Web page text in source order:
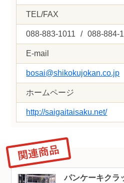
TEL/FAX
088-883-1011 / 088-884-
E-mail
bosai@shikokujokan.co.jp
ホームページ
http://saigaitaisaku.net/
パンケーキクラ